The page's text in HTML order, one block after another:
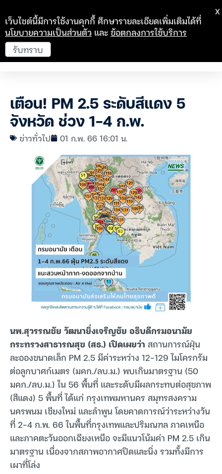
เตือน! PM 2.5 ระดับสีแดง 5
จังหวัด ช่วง 1-4 ก.พ.
ข่าวทั่วไป 01 ก.พ. 66 16:01 น.
นพ.สุวรรณชัย วัฒนายิ่งเจริญชัย อธิบดีกรมอนามัย
กระทรวงสาธารณสุข (สธ.) เปิดเผยว่า สถานการณ์ฝุ่น
ละอองขนาดเล็ก PM 2.5 มีค่าระหว่าง 12-129 ไมโครกรัม
ต่อลูกบาศก์เมตร (มคก./ลบ.ม.) พบเกินมาตรฐาน (50
มคก./ลบ.ม.) ใน 56 พื้นที่ และระดับมีผลกระทบต่อสุขภาพ
(สีแดง) 5 พื้นที่ ได้แก่ กรุงเทพมหานคร สมุทรสงคราม
นครพนม เชียงใหม่ และลำพูน โดยคาดการณ์ว่าระหว่างวัน
ที่ 2-4 ก.พ. 66 ในพื้นที่กรุงเทพและปริมณฑล ภาคเหนือ
และภาคตะวันออกเฉียงเหนือ จะมีแนวโน้มค่า PM 2.5 เกิน
มาตรฐาน เนื่องจากสภาพอากาศปิดและนิ่ง รวมทั้งมีการ
เผาที่โล่ง
เว็บไซต์นี้มีการใช้งานคุกกี้ ศึกษารายละเอียดเพิ่มเติมได้ที่
นโยบายความเป็นส่วนตัว และข้อตกลงการใช้บริการ
รับทราบ
X